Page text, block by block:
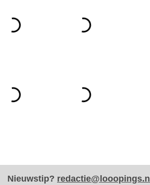
Nieuwstip? redactie@looopings.nl